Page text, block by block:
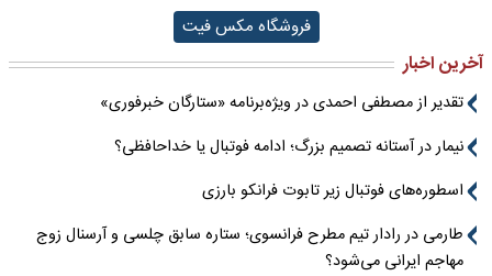
فروشگاه مکس فیت
آخرین اخبار
تقدیر از مصطفی احمدی در ویژه‌برنامه «ستارگان خبرفوری»
نیمار در آستانه تصمیم بزرگ؛ ادامه فوتبال یا خداحافظی؟
اسطوره‌های فوتبال زیر تابوت فرانکو بارزی
طارمی در رادار تیم مطرح فرانسوی؛ ستاره سابق چلسی و آرسنال زوج
مهاجم ایرانی می‌شود؟